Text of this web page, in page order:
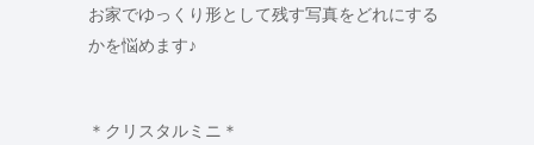
お家でゆっくり形として残す写真をどれにする
かを悩めます♪
＊クリスタルミニ＊